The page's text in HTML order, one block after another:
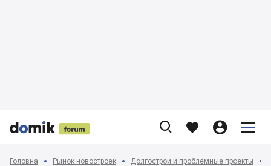


 
    


Головна Рынок новостроек Долгострои и проблемные проекты